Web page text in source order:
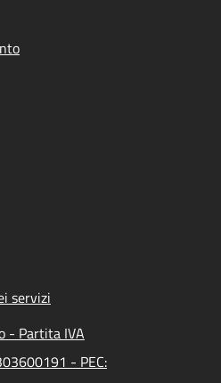
servizi
- Partita IVA
- PEC: